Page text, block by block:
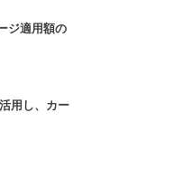
ジ適用額の
用し、カー